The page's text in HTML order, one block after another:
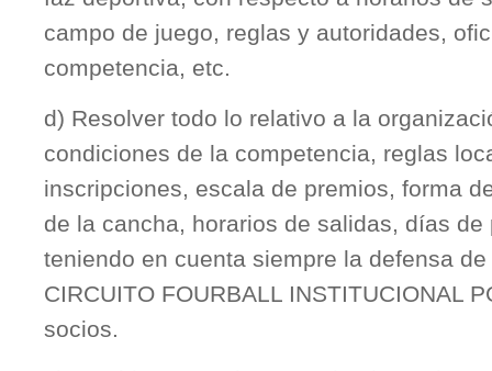
campo de juego, reglas y autoridades,
competencia, etc.
d) Resolver todo lo relativo a la
condiciones de la competencia, reglas
inscripciones, escala de premios, forma
de la cancha, horarios de salidas, días de
teniendo en cuenta siempre la defensa
CIRCUITO FOURBALL INSTITUCIONAL
socios.